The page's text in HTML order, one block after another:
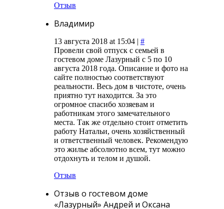
Отзыв
Владимир
13 августа 2018 at 15:04 | #
Провели свой отпуск с семьей в
гостевом доме Лазурный с 5 по 10
августа 2018 года. Описание и фото на
сайте полностью соответствуют
реальности. Весь дом в чистоте, очень
приятно тут находится. За это
огромное спасибо хозяевам и
работникам этого замечательного
места. Так же отдельно стоит отметить
работу Натальи, очень хозяйственный
и ответственный человек. Рекомендую
это жилье абсолютно всем, тут можно
отдохнуть и телом и душой.
Отзыв
Отзыв о гостевом доме
«Лазурный» Андрей и Оксана